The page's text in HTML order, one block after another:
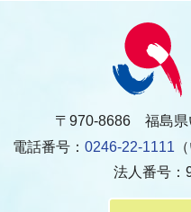
〒970-8686 福島県
電話番号： 0246-22-1111
法人番号：